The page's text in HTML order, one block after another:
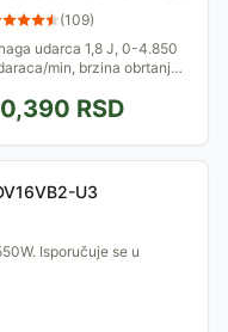
(109)
udarca 1,8 J, 0-4.850
min, brzina obrtanja
bušenje...
RSD
U3
Isporučuje se u